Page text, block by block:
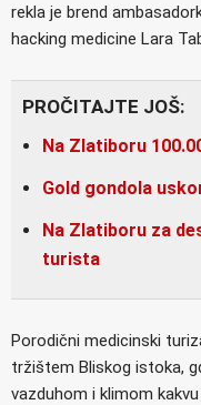
rekla je brend
hacking medicine Lara
PROČITAJTE JOŠ:
Na Zlatiboru
Gold gondola
Na Zlatiboru za
turista
Porodični medicinski
tržištem Bliskog istoka,
vazduhom i klimom